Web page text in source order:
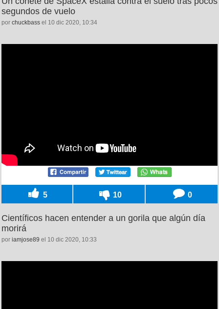
segundos de vuelo
por chuckbass el 10 dic 2020, 10:34
5 10 0
Científicos hacen entender a un gorila que algún día
morirá
por iamjose89 el 10 dic 2020, 10:33